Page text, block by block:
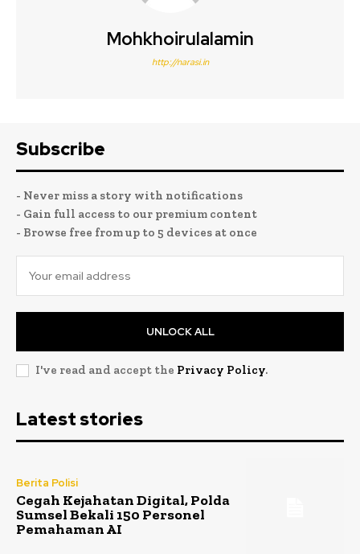
Mohkhoirulalamin
http://narasi.in
Subscribe
- Never miss a story with notifications
- Gain full access to our premium content
- Browse free from up to 5 devices at once
UNLOCK ALL
I've read and accept the Privacy Policy.
Latest stories
Berita Polisi
Cegah Kejahatan Digital, Polda
Sumsel Bekali 150 Personel
Pemahaman AI